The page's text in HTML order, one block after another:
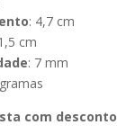
: 4,7 cm
cm
: 7 mm
com desconto